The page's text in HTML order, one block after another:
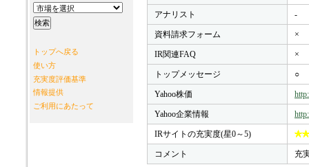
トップへ戻る
使い方
充実度評価基準
情報提供
ご利用にあたって
アナリスト -
資料請求フォーム ×
IR関連FAQ ×
トップメッセージ ○
Yahoo株価
Yahoo企業情報
IRサイトの充実度(星0～5)
コメント 充